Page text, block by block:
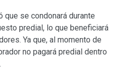
que se condonará durante
predial, lo que beneficiará
Ya que, al momento de
no pagará predial dentro